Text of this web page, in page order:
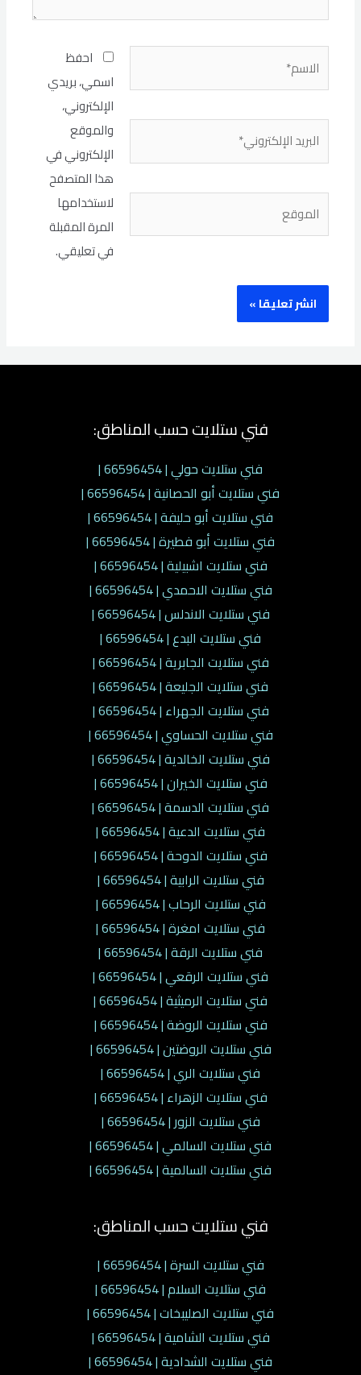
البريد
الإلكتروني*
الموقع
احفظ
اسمي، بريدي
الإلكتروني،
والموقع
الإلكتروني في
هذا المتصفح
لاستخدامها
المرة المقبلة
في تعليقي.
فني ستلايت حسب المناطق:
فني ستلايت حولي | 66596454 |
فني ستلايت أبو الحصانية | 66596454 |
فني ستلايت أبو حليفة | 66596454 |
فني ستلايت أبو فطيرة | 66596454 |
فني ستلايت اشبيلية | 66596454 |
فني ستلايت الاحمدي | 66596454 |
فني ستلايت الاندلس | 66596454 |
فني ستلايت البدع | 66596454 |
فني ستلايت الجابرية | 66596454 |
فني ستلايت الجليعة | 66596454 |
فني ستلايت الجهراء | 66596454 |
فني ستلايت الحساوي | 66596454 |
فني ستلايت الخالدية | 66596454 |
فني ستلايت الخيران | 66596454 |
فني ستلايت الدسمة | 66596454 |
فني ستلايت الدعية | 66596454 |
فني ستلايت الدوحة | 66596454 |
فني ستلايت الرابية | 66596454 |
فني ستلايت الرحاب | 66596454 |
فني ستلايت امغرة | 66596454 |
فني ستلايت الرقة | 66596454 |
فني ستلايت الرقعي | 66596454 |
فني ستلايت الرميثية | 66596454 |
فني ستلايت الروضة | 66596454 |
فني ستلايت الروضتين | 66596454 |
فني ستلايت الري | 66596454 |
فني ستلايت الزهراء | 66596454 |
فني ستلايت الزور | 66596454 |
فني ستلايت السالمي | 66596454 |
فني ستلايت السالمية | 66596454 |
فني ستلايت حسب المناطق:
فني ستلايت السرة | 66596454 |
فني ستلايت السلام | 66596454 |
فني ستلايت الصليبخات | 66596454 |
فني ستلايت الشامية | 66596454 |
فني ستلايت الشدادية | 66596454 |